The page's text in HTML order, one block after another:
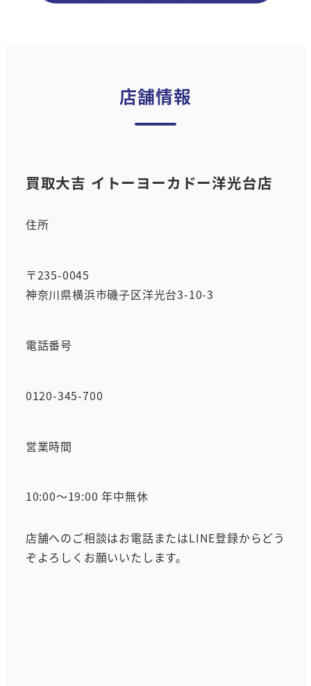
店舗情報
買取大吉 イトーヨーカドー洋光台店
住所
〒235-0045
神奈川県横浜市磯子区洋光台3-10-3
電話番号
0120-345-700
営業時間
10:00～19:00 年中無休
店舗へのご相談はお電話またはLINE登録からどう
ぞよろしくお願いいたします。